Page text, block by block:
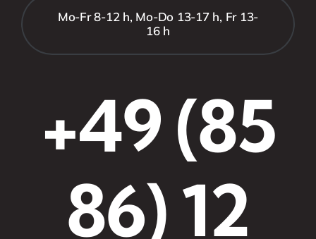
Mo-Fr 8-12 h, Mo-Do 13-17 h, Fr 13-
16 h
+49 (85
86) 12